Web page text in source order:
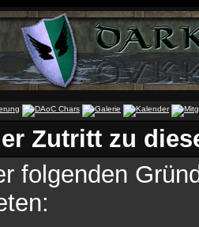
Zutritt zu
folgenden